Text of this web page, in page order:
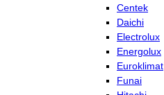
Centek
Daichi
Electrolux
Energolux
Euroklimat
Funai